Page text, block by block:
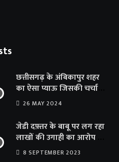
छत्तीसगढ़ के अंबिकापुर शहर
का ऐसा प्याऊ जिसकी चर्चा
दूर-दूर तक… सात समुंदर पार
26 MAY 2024
जेडी दफ़्तर के बाबू पर लग रहा
लाखों की उगाही का आरोप …
संयुक्त संचालक का फर्जी
8 SEPTEMBER 2023